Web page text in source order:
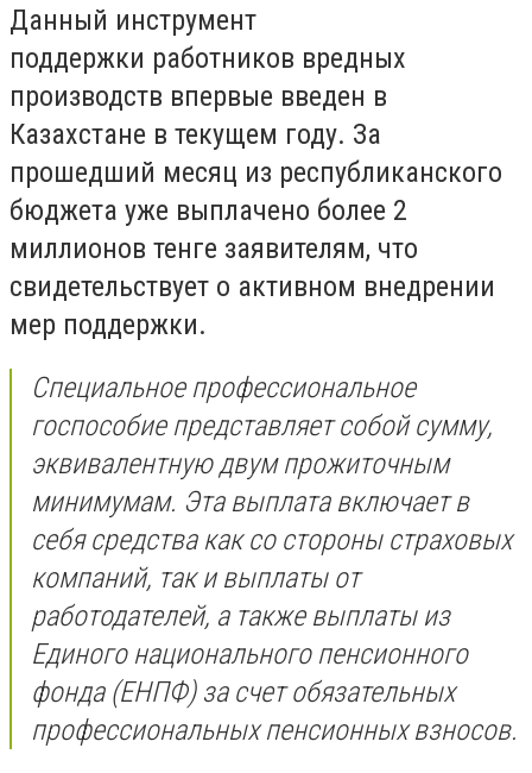
Данный инструмент
поддержки работников вредных
производств впервые введен в
Казахстане в текущем году. За
прошедший месяц из республиканского
бюджета уже выплачено более 2
миллионов тенге заявителям, что
свидетельствует о активном внедрении
мер поддержки.
Специальное профессиональное
госпособие представляет собой сумму,
эквивалентную двум прожиточным
минимумам. Эта выплата включает в
себя средства как со стороны страховых
компаний, так и выплаты от
работодателей, а также выплаты из
Единого национального пенсионного
фонда (ЕНПФ) за счет обязательных
профессиональных пенсионных взносов.